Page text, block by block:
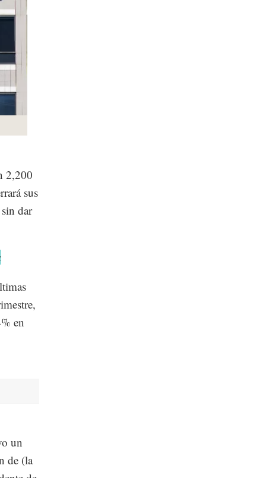
2,200
sus
dar
en
un
de (la